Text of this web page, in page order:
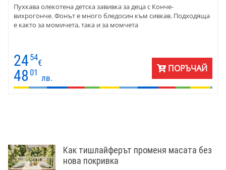
Пухкава олекотена детска завивка за деца с Конче-
вихрогонче. Фонът е много бледосин към сивкав. Подходяща
е както за момичета, така и за момчета
24 54
€
48 01
лв.
ПОРЪЧАЙ
Как тишлайферът променя масата без
нова покривка